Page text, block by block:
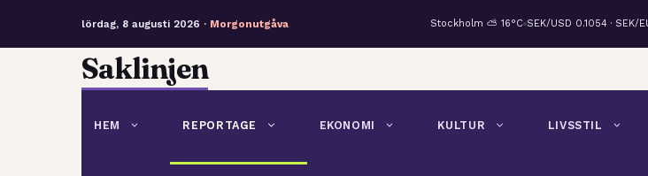
lördag, 8 augusti 2026 · Morgonutgåva Stockholm ⛅ 16°C SEK/USD 0.1054 · SEK/
Saklinjen
HEM REPORTAGE EKONOMI KULTUR LIVSSTIL